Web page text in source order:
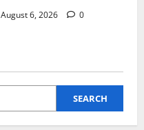
August 6, 2026 0
SEARCH